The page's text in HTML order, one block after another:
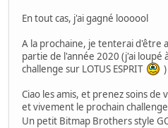
En tout cas, j'ai gagné loooool
A la prochaine, je tenterai d'être
partie de l'année 2020 (j'ai loupé
challenge sur LOTUS ESPRIT
)
Ciao les amis, et prenez soins de
et vivement le prochain
Un petit Bitmap Brothers style